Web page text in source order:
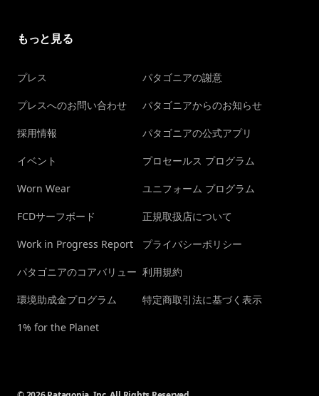
もっと見る
プレス
プレスへのお問い合わせ
採用情報
イベント
Worn Wear
FCDサーフボード
Work in Progress Report
パタゴニアのコアバリュー
環境助成金プログラム
1% for the Planet
パタゴニアの謝意
パタゴニアからのお知らせ
パタゴニアの公式アプリ
プロセールス プログラム
ユニフォーム プログラム
正規取扱店について
プライバシーポリシー
利用規約
特定商取引法に基づく表示